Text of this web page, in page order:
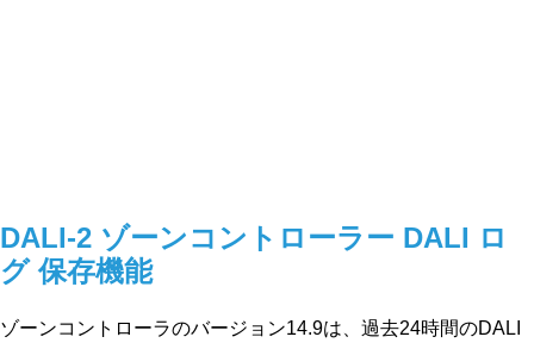
DALI-2 ゾーンコントローラー DALI ロ
グ 保存機能
ゾーンコントローラのバージョン14.9は、過去24時間のDALI